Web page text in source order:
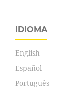
IDIOMA
English
Español
Português